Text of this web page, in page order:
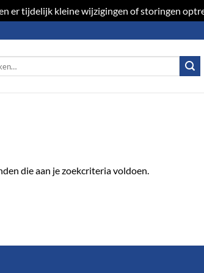
tijdelijk kleine wijzigingen of storingen
die aan je zoekcriteria voldoen.